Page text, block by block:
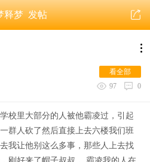
释梦发帖
看全部
97
0
校里大部分的人被他霸凌过，引起
群人砍了然后直接上去六楼我们班
我让他别这么多事，那些人上去找